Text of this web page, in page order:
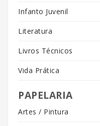
Infanto Juvenil
Literatura
Livros Técnicos
Vida Prática
PAPELARIA
Artes / Pintura